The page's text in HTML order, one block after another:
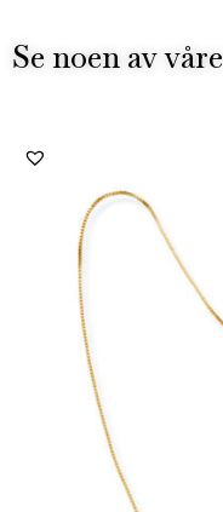
Se noen av